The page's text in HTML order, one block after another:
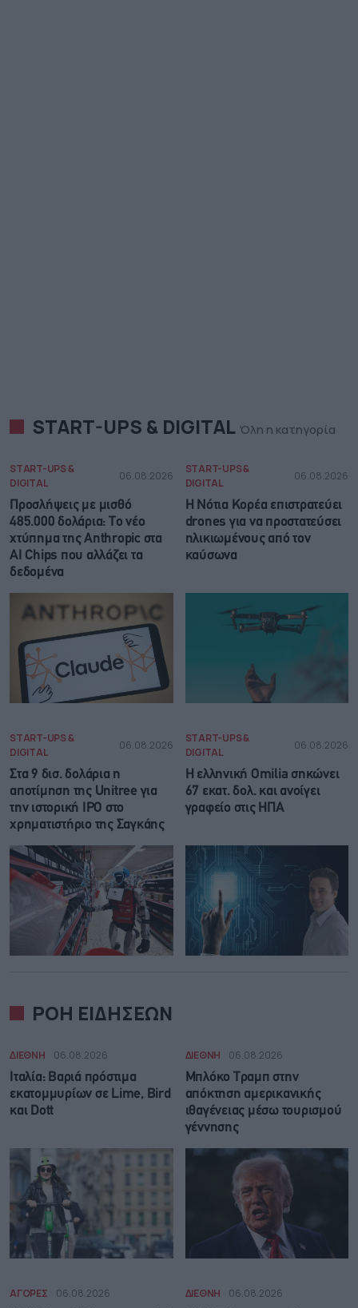
START-UPS & DIGITAL Όλη η κατηγορία
START-UPS &
DIGITAL
06.08.2026
Προσλήψεις με μισθό
485.000 δολάρια: Το νέο
χτύπημα της Anthropic στα
AI Chips που αλλάζει τα
δεδομένα
START-UPS &
DIGITAL
06.08.2026
Η Νότια Κορέα επιστρατεύει
drones για να προστατεύσει
ηλικιωμένους από τον
καύσωνα
START-UPS &
DIGITAL
06.08.2026
Στα 9 δισ. δολάρια η
αποτίμηση της Unitree για
την ιστορική IPO στο
χρηματιστήριο της Σαγκάης
START-UPS &
DIGITAL
06.08.2026
Η ελληνική Omilia σηκώνει
67 εκατ. δολ. και ανοίγει
γραφείο στις ΗΠΑ
ΡΟΗ ΕΙΔΗΣΕΩΝ
ΔΙΕΘΝΗ 06.08.2026
Ιταλία: Βαριά πρόστιμα
εκατομμυρίων σε Lime, Bird
και Dott
ΔΙΕΘΝΗ 06.08.2026
Μπλόκο Τραμπ στην
απόκτηση αμερικανικής
ιθαγένειας μέσω τουρισμού
γέννησης
ΑΓΟΡΕΣ 06.08.2026 ΔΙΕΘΝΗ 06.08.2026